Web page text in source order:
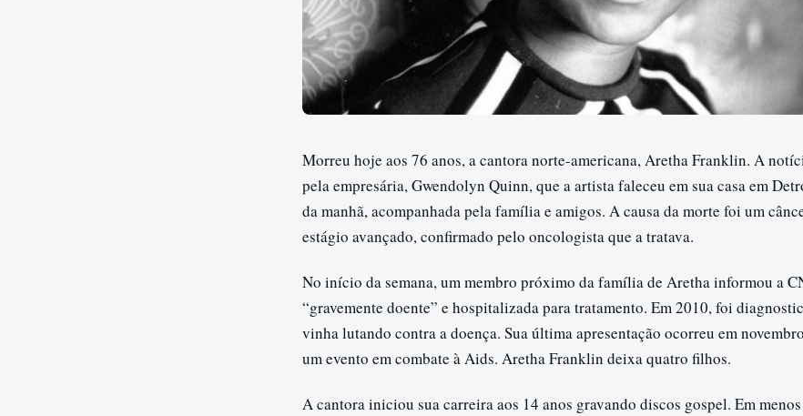
Morreu hoje aos 76 anos, a cantora norte-americana, Aretha Franklin. A
pela empresária, Gwendolyn Quinn, que a artista faleceu em sua casa em
da manhã, acompanhada pela família e amigos. A causa da morte foi um
estágio avançado, confirmado pelo oncologista que a tratava.
No início da semana, um membro próximo da família de Aretha informou a
“gravemente doente” e hospitalizada para tratamento. Em 2010, foi
vinha lutando contra a doença. Sua última apresentação ocorreu em
um evento em combate à Aids. Aretha Franklin deixa quatro filhos.
A cantora iniciou sua carreira aos 14 anos gravando discos gospel. Em menos